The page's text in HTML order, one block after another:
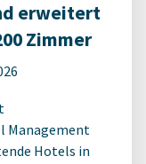
erweitert
Zimmer
Management
Hotels in